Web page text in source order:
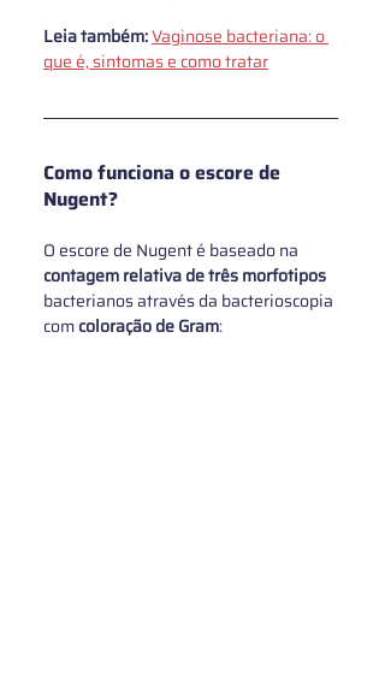
Leia também: Vaginose bacteriana: o
que é, sintomas e como tratar
Como funciona o escore de
Nugent?
O escore de Nugent é baseado na
contagem relativa de três morfotipos
bacterianos através da bacterioscopia
com coloração de Gram: